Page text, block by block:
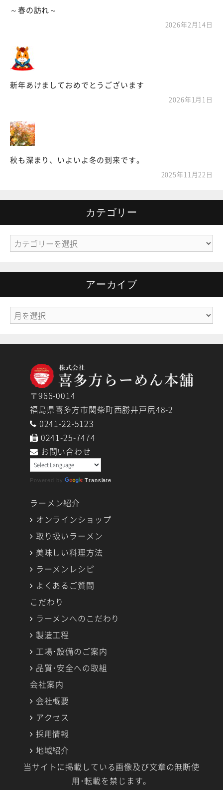
～春の訪れ～
2026年2月14日
新年あけましておめでとうございます
2026年1月1日
秋も深まり、いよいよ冬の到来です。
2025年11月22日
カテゴリー
カ
テ
ゴ
ー
アーカイブ
ア
ー
カ
〒966-0014
福島県喜多方市関柴町西勝井戸尻48-2
0241-22-5123
0241-25-7474
お問い合わせ
Powered by Translate
ラーメン紹介
オンラインショップ
取り扱いラーメン
美味しい料理方法
ラーメンレシピ
よくあるご質問
こだわり
ラーメンへのこだわり
製造工程
工場･設備のご案内
品質･安全への取組
会社案内
会社概要
アクセス
採用情報
地域紹介
当サイトに掲載している画像及び文章の無断使
用･転載を禁じます。